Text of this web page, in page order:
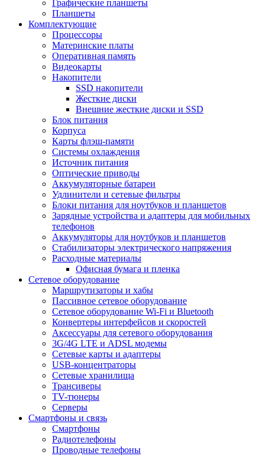
Графические планшеты
Планшеты
Комплектующие
Процессоры
Материнские платы
Оперативная память
Видеокарты
Накопители
SSD накопители
Жесткие диски
Внешние жесткие диски и SSD
Блок питания
Корпуса
Карты флэш-памяти
Системы охлаждения
Источник питания
Оптические приводы
Аккумуляторные батареи
Удлинители и сетевые фильтры
Блоки питания для ноутбуков и планшетов
Зарядные устройства и адаптеры для мобильных
телефонов
Аккумуляторы для ноутбуков и планшетов
Стабилизаторы электрического напряжения
Расходные материалы
Офисная бумага и пленка
Сетевое оборудование
Маршрутизаторы и хабы
Пассивное сетевое оборудование
Сетевое оборудование Wi-Fi и Bluetooth
Конвертеры интерфейсов и скоростей
Аксессуары для сетевого оборудования
3G/4G LTE и ADSL модемы
Сетевые карты и адаптеры
USB-концентраторы
Сетевые хранилища
Трансиверы
TV-тюнеры
Серверы
Смартфоны и связь
Смартфоны
Радиотелефоны
Проводные телефоны